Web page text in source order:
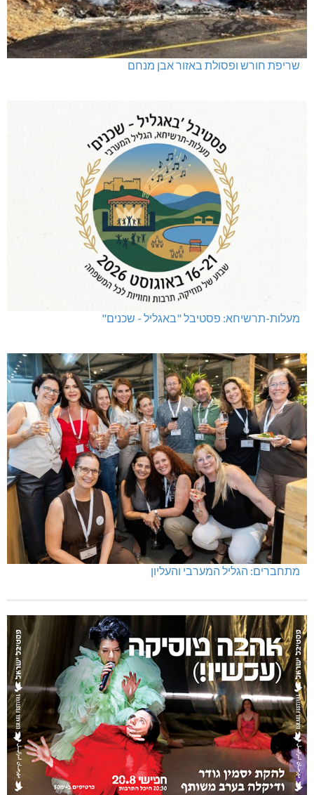
שריפת חורש ופסולת באזור אבן מנחם
מעלות-תרשיחא: פסטיבל "באגליל - שכנים"
מתחברים: הגליל המערבי והעליון